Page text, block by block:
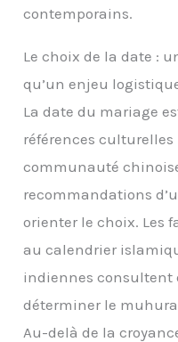
contemporains.
Le choix de la date :
qu’un enjeu
La date du mariage
références culturelles
communauté
recommandations
orienter le choix. Les
au calendrier
indiennes consultent
déterminer le
Au-delà de la